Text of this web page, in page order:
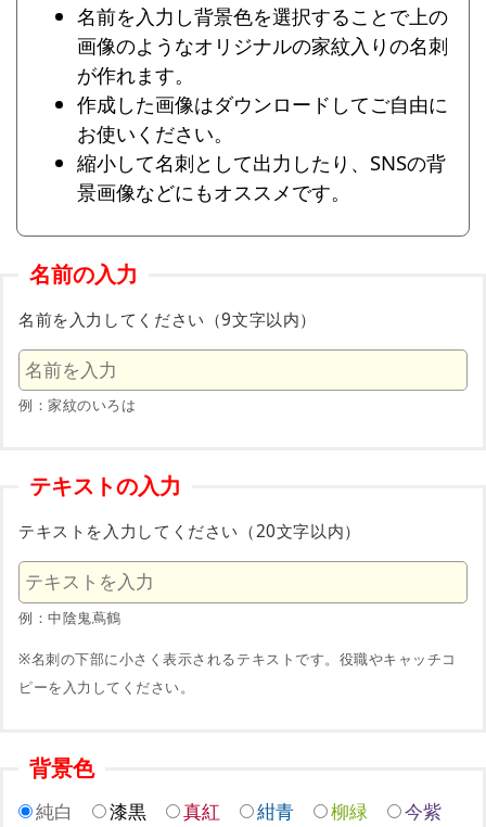
名前を入力し背景色を選択することで上の
画像のようなオリジナルの家紋入りの名刺
が作れます。
作成した画像はダウンロードしてご自由に
お使いください。
縮小して名刺として出力したり、SNSの背
景画像などにもオススメです。
名前の入力
名前を入力してください（9文字以内）
例：家紋のいろは
テキストの入力
テキストを入力してください（20文字以内）
例：中陰鬼蔦鶴
※名刺の下部に小さく表示されるテキストです。役職やキャッチコ
ピーを入力してください。
背景色
純白 漆黒 真紅 紺青 柳緑 今紫